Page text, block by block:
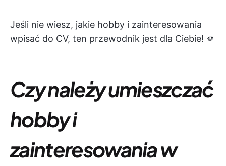
Jeśli nie wiesz, jakie hobby i zainteresowania
wpisać do CV, ten przewodnik jest dla Ciebie! 🫵
Czy należy umieszczać
hobby i
zainteresowania w